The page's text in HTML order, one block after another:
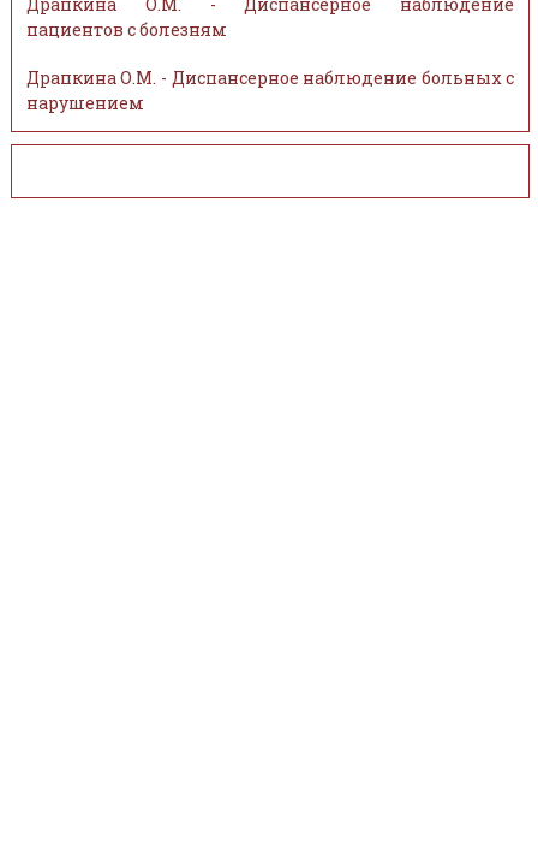
пациентов с болезням
Драпкина О.М. - Диспансерное наблюдение больных с
нарушением